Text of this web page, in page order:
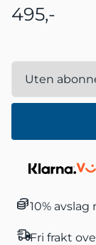
495,-
10%
Fri frakt